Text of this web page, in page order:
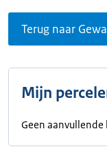
Terug naar
Mijn
Geen aanvullende